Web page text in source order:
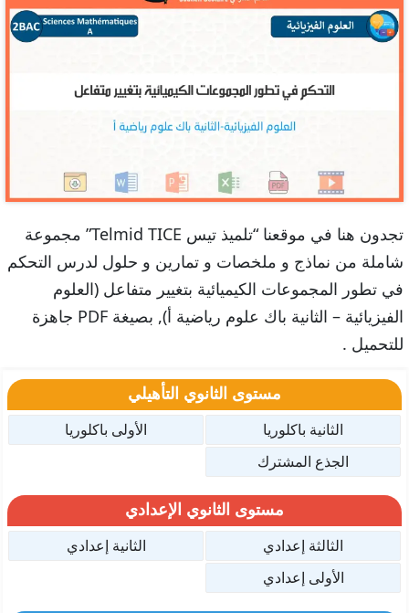
تجدون هنا في موقعنا “تلميذ تيس Telmid TICE” مجموعة
شاملة من نماذج و ملخصات و تمارين و حلول لدرس التحكم
في تطور المجموعات الكيميائية بتغيير متفاعل (العلوم
الفيزيائية – الثانية باك علوم رياضية أ), بصيغة PDF جاهزة
للتحميل .
مستوى الثانوي التأهيلي
الثانية باكلوريا
الأولى باكلوريا
الجذع المشترك
مستوى الثانوي الإعدادي
الثالثة إعدادي
الثانية إعدادي
الأولى إعدادي